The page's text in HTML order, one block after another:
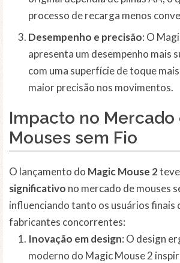
processo de recarga menos
Desempenho e precisão: O
apresenta um desempenho mais
com uma superfície de toque
maior precisão nos movimentos.
Impacto no Mercado
Mouses sem Fio
O lançamento do Magic Mouse 2
significativo no mercado de mouses
influenciando tanto os usuários finais
fabricantes concorrentes:
Inovação em design: O design
moderno do Magic Mouse 2